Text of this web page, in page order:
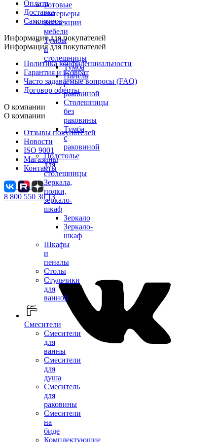
Готовые
интерьеры
Коллекции
мебели
Тумбы
и
столешницы
Тумба
Панель
с
раковиной
Столешницы
без
раковины
Тумба
с
раковиной
Подстолье
для
столешницы
Зеркала,
полки,
зеркало-
шкаф
Зеркало
Зеркало-
шкаф
Шкафы
и
пеналы
Столы
Стульчики
для
ванной
Смесители
Смесители
для
ванны
Смесители
для
душа
Смеситель
для
раковины
Смесители
на
биде
Комплектующие
Оплата
Доставка
Самовывоз
Информация для покупателей
Информация для покупателей
Политика конфиденциальности
Гарантия и возврат
Часто задаваемые вопросы (FAQ)
Договор оферты
О компании
О компании
Отзывы покупателей
Новости
ISO 9001
Магазины
Контакты
8 800 550 30 13